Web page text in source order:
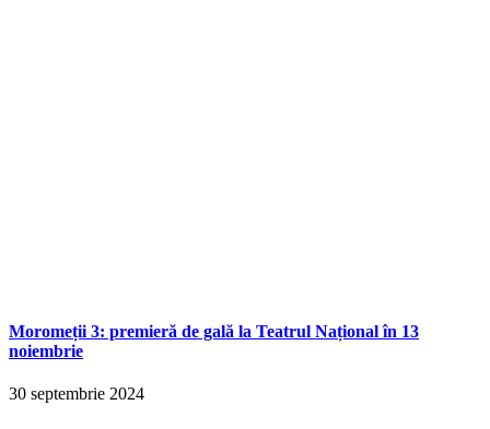
Moromeții 3: premieră de gală la Teatrul Național în 13
noiembrie
30 septembrie 2024